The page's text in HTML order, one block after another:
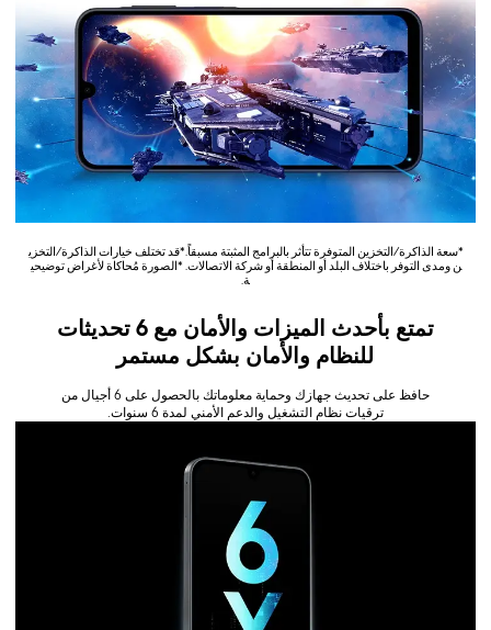
*سعة الذاكرة/التخزين المتوفرة تتأثر بالبرامج المثبتة مسبقاً.*قد تختلف خيارات الذاكرة/التخزي
ن ومدى التوفر باختلاف البلد أو المنطقة أو شركة الاتصالات. *الصورة مُحاكاة لأغراض توضيحي
ة.
تمتع بأحدث الميزات والأمان مع 6 تحديثات
للنظام والأمان بشكل مستمر
حافظ على تحديث جهازك وحماية معلوماتك بالحصول على 6 أجيال من
ترقيات نظام التشغيل والدعم الأمني لمدة 6 سنوات.